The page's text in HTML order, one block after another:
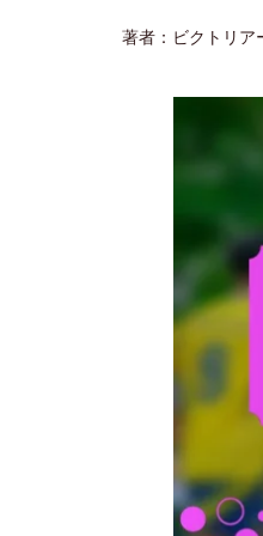
著者：ビクトリア